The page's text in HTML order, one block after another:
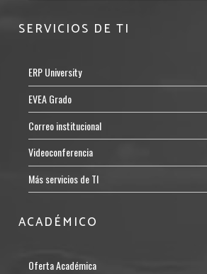
SERVICIOS DE TI
ERP University
EVEA Grado
Correo institucional
Videoconferencia
Más servicios de TI
ACADÉMICO
Oferta Académica